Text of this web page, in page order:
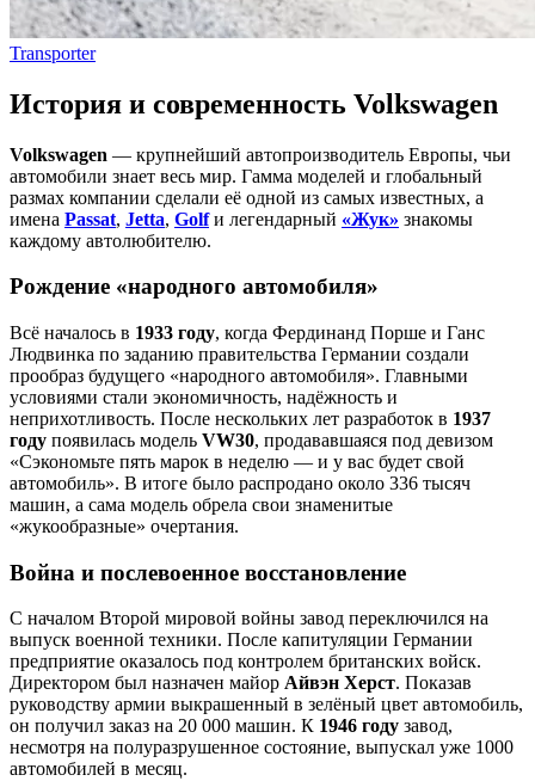
Transporter
История и современность Volkswagen
Volkswagen — крупнейший автопроизводитель Европы, чьи
автомобили знает весь мир. Гамма моделей и глобальный
размах компании сделали её одной из самых известных, а
имена Passat, Jetta, Golfи легендарный «Жук» знакомы
каждому автолюбителю.
Рождение «народного автомобиля»
Всё началось в 1933 году, когда Фердинанд Порше и Ганс
Людвинка по заданию правительства Германии создали
прообраз будущего «народного автомобиля». Главными
условиями стали экономичность, надёжность и
неприхотливость. После нескольких лет разработок в 1937
году появилась модель VW30, продававшаяся под девизом
«Сэкономьте пять марок в неделю — и у вас будет свой
автомобиль». В итоге было распродано около 336 тысяч
машин, а сама модель обрела свои знаменитые
«жукообразные» очертания.
Война и послевоенное восстановление
С началом Второй мировой войны завод переключился на
выпуск военной техники. После капитуляции Германии
предприятие оказалось под контролем британских войск.
Директором был назначен майор Айвэн Херст. Показав
руководству армии выкрашенный в зелёный цвет автомобиль,
он получил заказ на 20 000 машин. К 1946 году завод,
несмотря на полуразрушенное состояние, выпускал уже 1000
автомобилей в месяц.